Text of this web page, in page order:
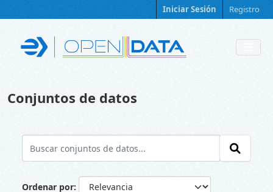
Iniciar Sesión Registro
Conjuntos de datos
Ordenar por